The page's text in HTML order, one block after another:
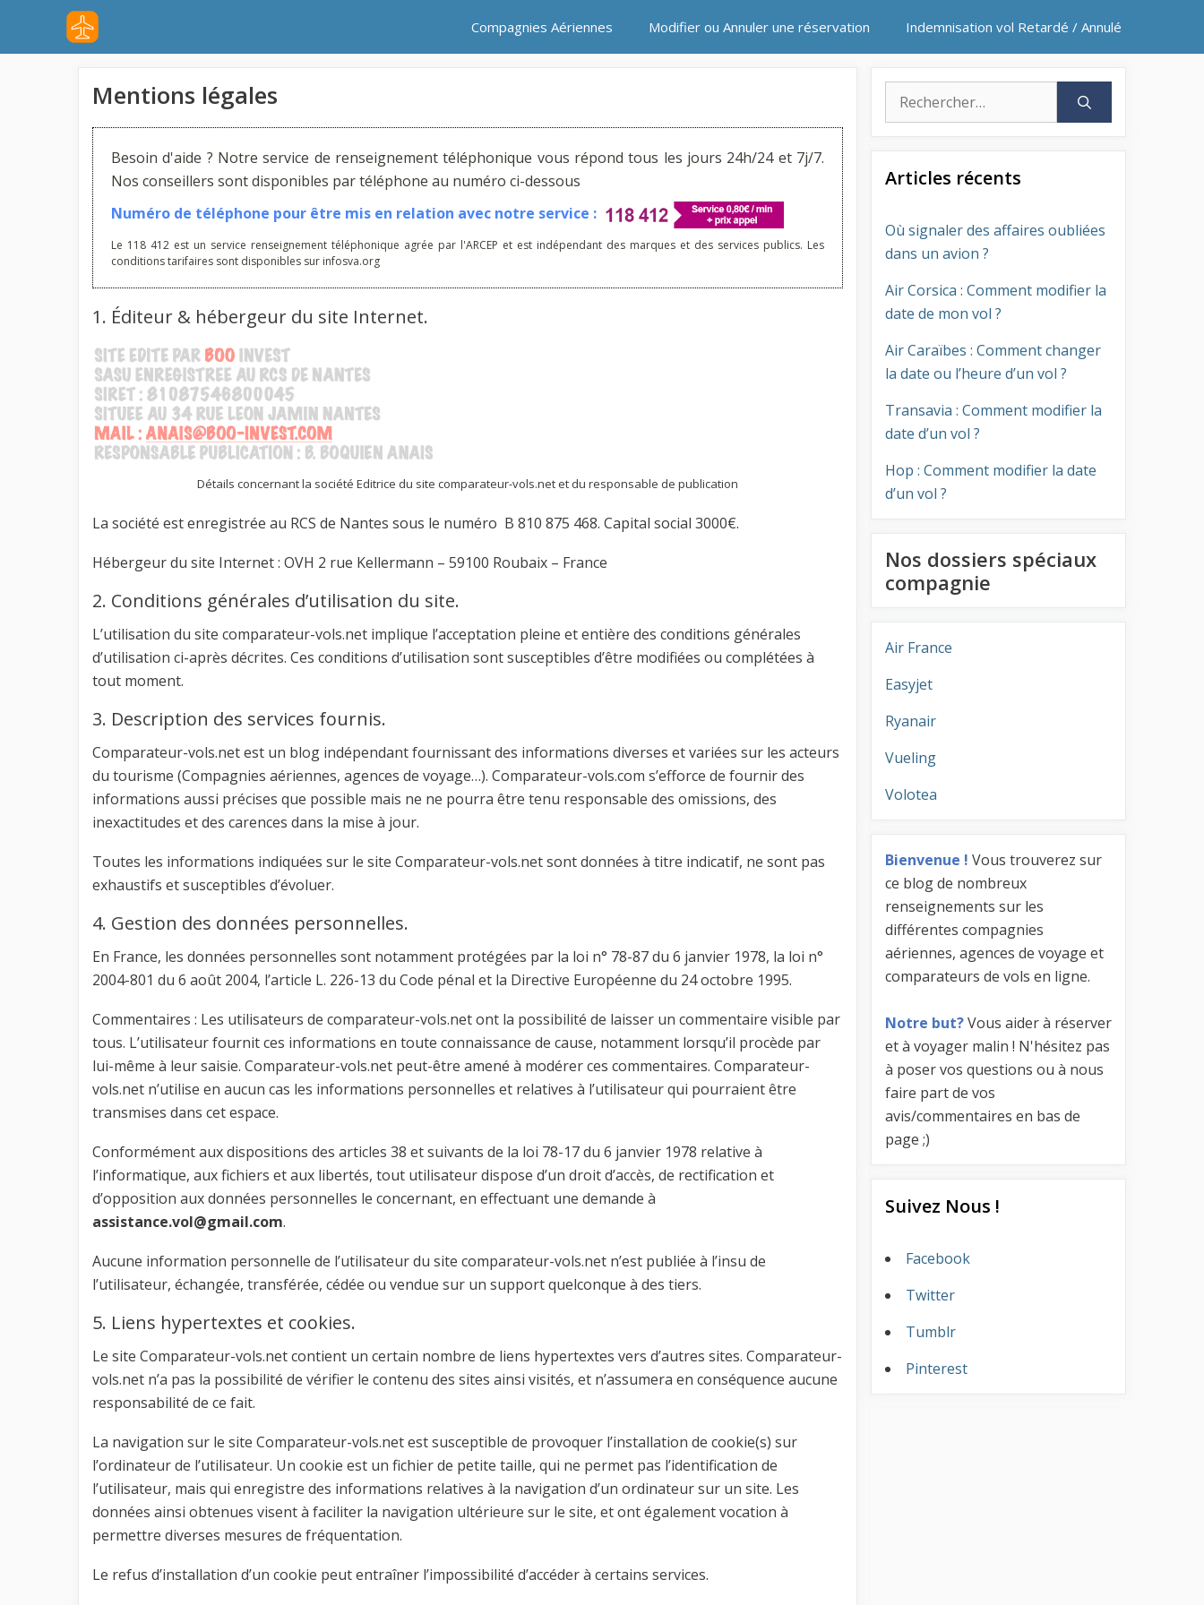
contenu
Compagnies Aériennes Modifier ou Annuler une réservation Indemnisation vol Retardé / Annulé
Mentions légales
Besoin d'aide ? Notre service de renseignement téléphonique vous répond tous les jours 24h/24 et 7j/7.
Nos conseillers sont disponibles par téléphone au numéro ci-dessous
Numéro de téléphone pour être mis en relation avec notre service :
Le 118 412 est un service renseignement téléphonique agrée par l'ARCEP et est indépendant des marques et des services publics. Les
conditions tarifaires sont disponibles sur infosva.org
1. Éditeur & hébergeur du site Internet.
Détails concernant la société Editrice du site comparateur-vols.net et du responsable de publication
La société est enregistrée au RCS de Nantes sous le numéro B 810 875 468. Capital social 3000€.
Hébergeur du site Internet : OVH 2 rue Kellermann – 59100 Roubaix – France
2. Conditions générales d’utilisation du site.
L’utilisation du site comparateur-vols.net implique l’acceptation pleine et entière des conditions générales
d’utilisation ci-après décrites. Ces conditions d’utilisation sont susceptibles d’être modifiées ou complétées à
tout moment.
3. Description des services fournis.
Comparateur-vols.net est un blog indépendant fournissant des informations diverses et variées sur les acteurs
du tourisme (Compagnies aériennes, agences de voyage…). Comparateur-vols.com s’efforce de fournir des
informations aussi précises que possible mais ne ne pourra être tenu responsable des omissions, des
inexactitudes et des carences dans la mise à jour.
Toutes les informations indiquées sur le site Comparateur-vols.net sont données à titre indicatif, ne sont pas
exhaustifs et susceptibles d’évoluer.
4. Gestion des données personnelles.
En France, les données personnelles sont notamment protégées par la loi n° 78-87 du 6 janvier 1978, la loi n°
2004-801 du 6 août 2004, l’article L. 226-13 du Code pénal et la Directive Européenne du 24 octobre 1995.
Commentaires : Les utilisateurs de comparateur-vols.net ont la possibilité de laisser un commentaire visible par
tous. L’utilisateur fournit ces informations en toute connaissance de cause, notamment lorsqu’il procède par
lui-même à leur saisie. Comparateur-vols.net peut-être amené à modérer ces commentaires. Comparateur-
vols.net n’utilise en aucun cas les informations personnelles et relatives à l’utilisateur qui pourraient être
transmises dans cet espace.
Conformément aux dispositions des articles 38 et suivants de la loi 78-17 du 6 janvier 1978 relative à
l’informatique, aux fichiers et aux libertés, tout utilisateur dispose d’un droit d’accès, de rectification et
d’opposition aux données personnelles le concernant, en effectuant une demande à
assistance.vol@gmail.com.
Aucune information personnelle de l’utilisateur du site comparateur-vols.net n’est publiée à l’insu de
l’utilisateur, échangée, transférée, cédée ou vendue sur un support quelconque à des tiers.
5. Liens hypertextes et cookies.
Le site Comparateur-vols.net contient un certain nombre de liens hypertextes vers d’autres sites. Comparateur-
vols.net n’a pas la possibilité de vérifier le contenu des sites ainsi visités, et n’assumera en conséquence aucune
responsabilité de ce fait.
La navigation sur le site Comparateur-vols.net est susceptible de provoquer l’installation de cookie(s) sur
l’ordinateur de l’utilisateur. Un cookie est un fichier de petite taille, qui ne permet pas l’identification de
l’utilisateur, mais qui enregistre des informations relatives à la navigation d’un ordinateur sur un site. Les
données ainsi obtenues visent à faciliter la navigation ultérieure sur le site, et ont également vocation à
permettre diverses mesures de fréquentation.
Le refus d’installation d’un cookie peut entraîner l’impossibilité d’accéder à certains services.
Rechercher :
Articles récents
Où signaler des affaires oubliées
dans un avion ?
Air Corsica : Comment modifier la
date de mon vol ?
Air Caraïbes : Comment changer
la date ou l’heure d’un vol ?
Transavia : Comment modifier la
date d’un vol ?
Hop : Comment modifier la date
d’un vol ?
Nos dossiers spéciaux
compagnie
Air France
Easyjet
Ryanair
Vueling
Volotea
Bienvenue ! Vous trouverez sur
ce blog de nombreux
renseignements sur les
différentes compagnies
aériennes, agences de voyage et
comparateurs de vols en ligne.
Notre but?Vous aider à réserver
et à voyager malin ! N'hésitez pas
à poser vos questions ou à nous
faire part de vos
avis/commentaires en bas de
page ;)
Suivez Nous !
Facebook
Twitter
Tumblr
Pinterest